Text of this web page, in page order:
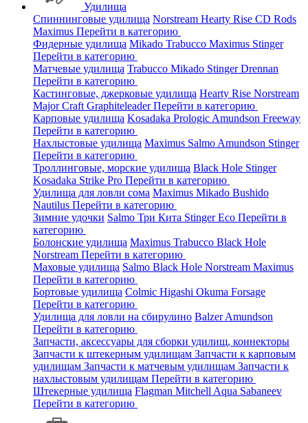
Удилища
Спиннинговые удилища Norstream Hearty Rise CD Rods
Maximus Перейти в категорию
Фидерные удилища Mikado Trabucco Maximus Stinger
Перейти в категорию
Матчевые удилища Trabucco Mikado StingerDrennan
Перейти в категорию
Кастинговые, джерковые удилища Hearty Rise Norstream
Major Craft GraphiteleaderПерейти в категорию
Карповые удилища Kosadaka Prologic Amundson Freeway
Перейти в категорию
Нахлыстовые удилища Maximus Salmo Amundson Stinger
Перейти в категорию
Троллинговые, морские удилища Black Hole Stinger
Kosadaka Strike Pro Перейти в категорию
Удилища для ловли сома Maximus Mikado Bushido
Nautilus Перейти в категорию
Зимние удочки Salmo Три Кита StingerEco Перейти в
категорию
Болонские удилища Maximus Trabucco Black Hole
Norstream Перейти в категорию
Маховые удилища Salmo Black Hole Norstream Maximus
Перейти в категорию
Бортовые удилища Colmic Higashi Okuma Forsage
Перейти в категорию
Удилища для ловли на сбирулино BalzerAmundson
Перейти в категорию
Запчасти, аксессуары для сборки удилищ, коннекторы
Запчасти к штекерным удилищам Запчасти к карповым
удилищам Запчасти к матчевым удилищам Запчасти к
нахлыстовым удилищам Перейти в категорию
Штекерные удилища Flagman Mitchell Aqua Sabaneev
Перейти в категорию